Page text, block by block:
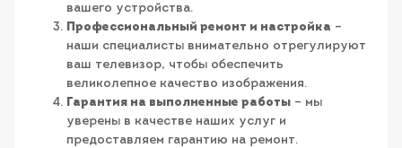
вашего устройства.
Профессиональный ремонт и настройка –
наши специалисты внимательно отрегулируют
ваш телевизор, чтобы обеспечить
великолепное качество изображения.
Гарантия на выполненные работы – мы
уверены в качестве наших услуг и
предоставляем гарантию на ремонт.